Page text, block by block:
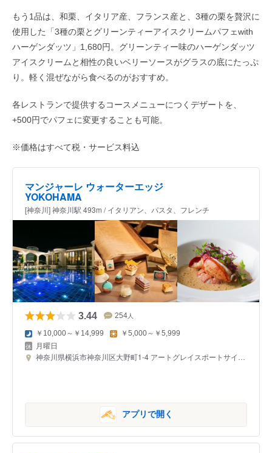
もう1品は、和栗、イタリア産、フランス産と、3種の栗を贅沢に
使用した「3種の栗とグリーンティーアイスクリームパフェwith
ハーゲンダッツ」1,680円。グリーンティー味のハーゲンダッツ
アイスクリームと相性の良いベリーソースがグラスの底にたっぷ
り。軽く混ぜながら食べるのがおすすめ。
各レストランで提供するコースメニューにつくデザートを、
+500円でパフェに変更することも可能。
※価格はすべて税・サービス料込
マンジャーレ ウォーターエッジ
YOKOHAMA
[神奈川] 神奈川駅 493m / イタリアン、パスタ、フレンチ
3.44 254 人
￥10,000～￥14,999 ￥5,000～￥5,999
月曜日
神奈川県横浜市神奈川区大野町1-4 アートグレイスポートサイドヴィラ
アプリで開く